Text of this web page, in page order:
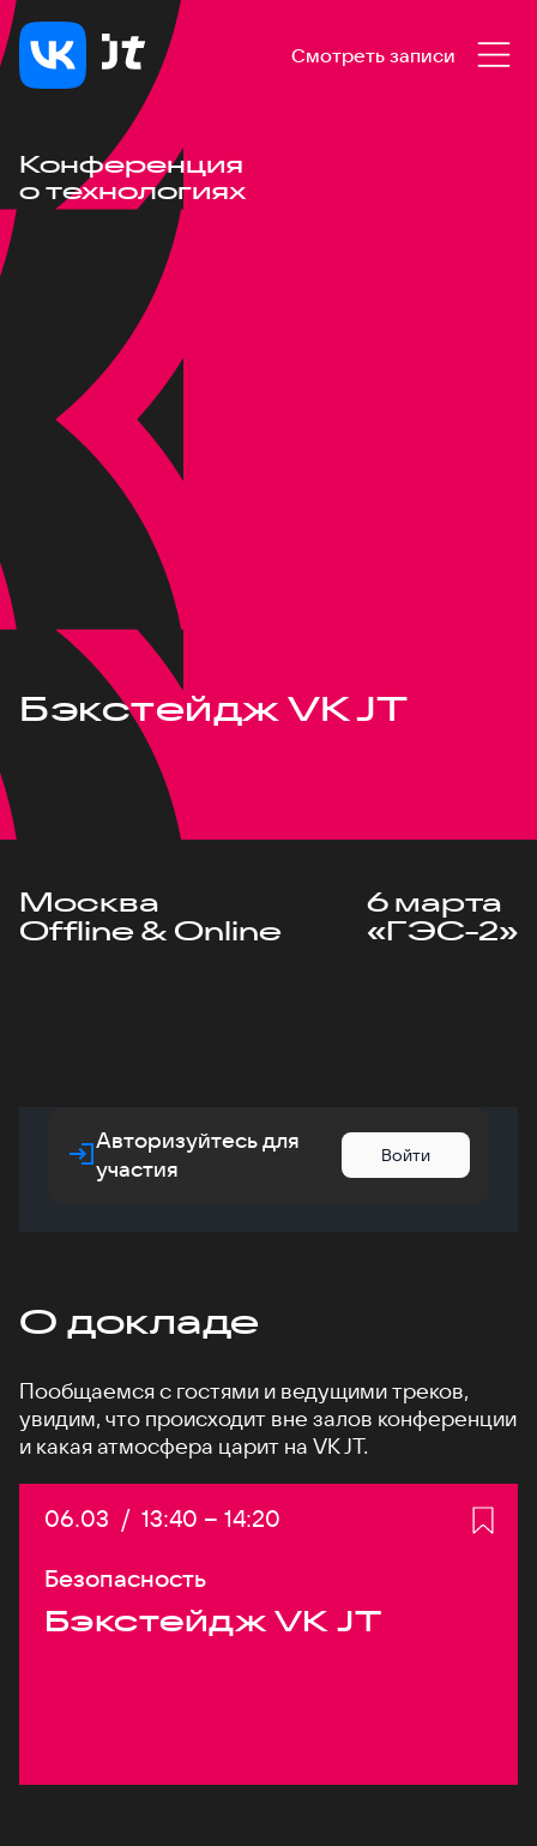
Смотреть записи
Конференция
о технологиях
Бэкстейдж VK JT
Москва
Offline & Online
6 марта
«ГЭС-2»
Авторизуйтесь для
участия
Войти
О докладе
Пообщаемся с гостями и ведущими треков,
увидим, что происходит вне залов конференции
и какая атмосфера царит на VK JT.
Дата:
06.03 / Начало:
13:40 – Конец:
14:20
Безопасность
Бэкстейдж VK JT